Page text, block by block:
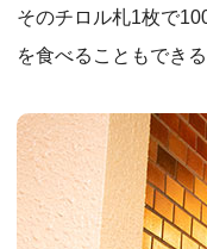
そのチロル札1枚で
を食べることもでき